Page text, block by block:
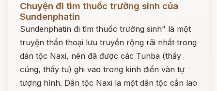
Chuyện đi tìm thuốc trường sinh của
Sundenphatin
Sundenphatin đi tìm thuốc trường sinh" là một
truyện thắn thoại lưu truyền rộng rãi nhất trong
dán tộc Naxi, nên đã được các Tunba (thầy
cúng, thầy tu) ghi vao trong kinh điển vàn tự
tượng hỉnh. Dân tộc Naxi la một dân tộc cắn lao